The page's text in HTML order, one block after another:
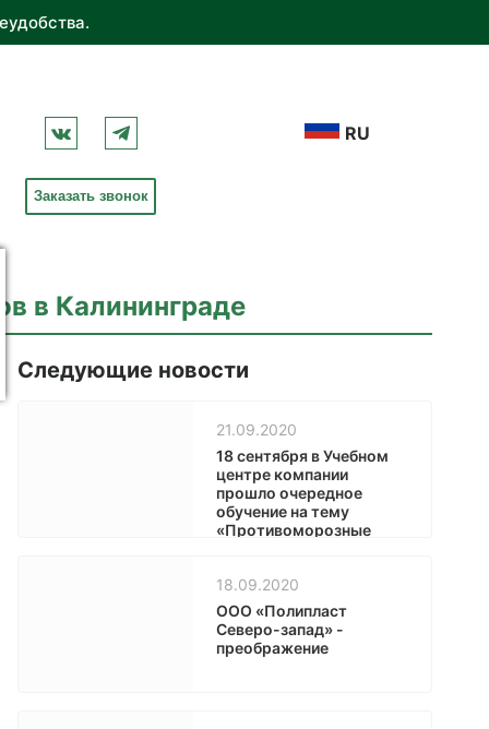
Заказать звонок
RU
в Калининграде
Следующие новости
21.09.2020
18 сентября в Учебном
центре компании
прошло очередное
обучение на тему
«Противоморозные
18.09.2020
ООО «Полипласт
Северо-запад» -
преображение